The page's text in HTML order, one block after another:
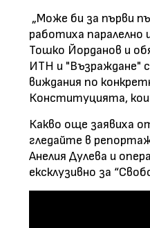
„Може би за първи
работиха паралелно
Тошко Йорданов и
ИТН и "Възраждане"
виждания по
Конституцията,
Какво още заявиха
гледайте в
Анелия Дулева и
ексклузивно за